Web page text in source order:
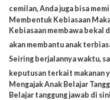
cemilan, Anda juga bisa
Membentuk Kebiasaan
Kebiasaan membawa bekal
akan membantu anak
Seiring berjalannya waktu,
keputusan terkait makanan
Mengajak Anak Belajar
Belajar tanggung jawab di